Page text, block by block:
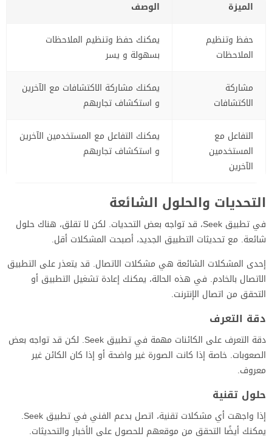
الميزة
الوصف
حفظ وتنظيم
الملاحظات
يمكنك حفظ وتنظيم الملاحظات
بسهولة و يسر
مشاركة
الاكتشافات
يمكنك مشاركة الاكتشافات مع الآخرين
و استكشاف تجاربهم
التفاعل مع
المستخدمين
الآخرين
يمكنك التفاعل مع المستخدمين الآخرين
و استكشاف تجاربهم
التحديات والحلول الشائعة
في تطبيق Seek، قد تواجه بعض التحديات. لكن لا تقلق، هناك حلول
شائعة. مع تحديثات التطبيق الجديد، أصبحت المشكلات أقل.
إحدى المشكلات الشائعة هي مشكلات الاتصال. قد يتعذر على التطبيق
الاتصال بالخادم. في هذه الحالة، يمكنك إعادة تشغيل التطبيق أو
التحقق من اتصال الإنترنت.
دقة التعرف
دقة التعرف على الكائنات مهمة في تطبيق Seek. لكن قد تواجه بعض
الصعوبات. خاصة إذا كانت الصورة غير واضحة أو إذا كان الكائن غير
معروف.
حلول تقنية
إذا واجهت أي مشكلات تقنية، اتصل بدعم الفني في تطبيق Seek.
يمكنك أيضًا التحقق من موقعهم للحصول على الأخبار والتحديثات.